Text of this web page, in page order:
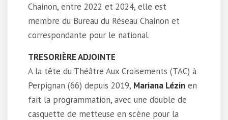
Chainon, entre 2022 et 2024, elle est
membre du Bureau du Réseau Chainon et
correspondante pour le national.
TRESORIÈRE ADJOINTE
A la tête du Théâtre Aux Croisements (TAC) à
Perpignan (66) depuis 2019, Mariana Lézin en
fait la programmation, avec une double de
casquette de metteuse en scène pour la